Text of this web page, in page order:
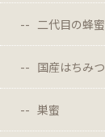
二代目の蜂蜜
国産はちみつ
巣蜜